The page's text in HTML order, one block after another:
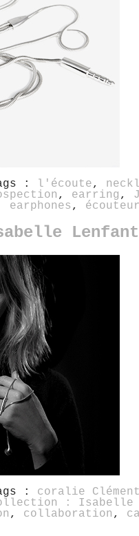
: l'écoute,
, earring ,
earphones ,
Lenfant
: coralie
: Isabelle
, collaboration ,